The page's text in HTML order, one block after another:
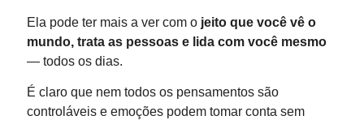
Ela pode ter mais a ver com o jeito que você vê o
mundo, trata as pessoas e lida com você mesmo
— todos os dias.
É claro que nem todos os pensamentos são
controláveis e emoções podem tomar conta sem